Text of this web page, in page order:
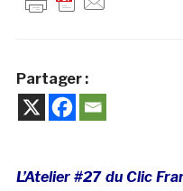
Partager :
L’Atelier #27 du Clic